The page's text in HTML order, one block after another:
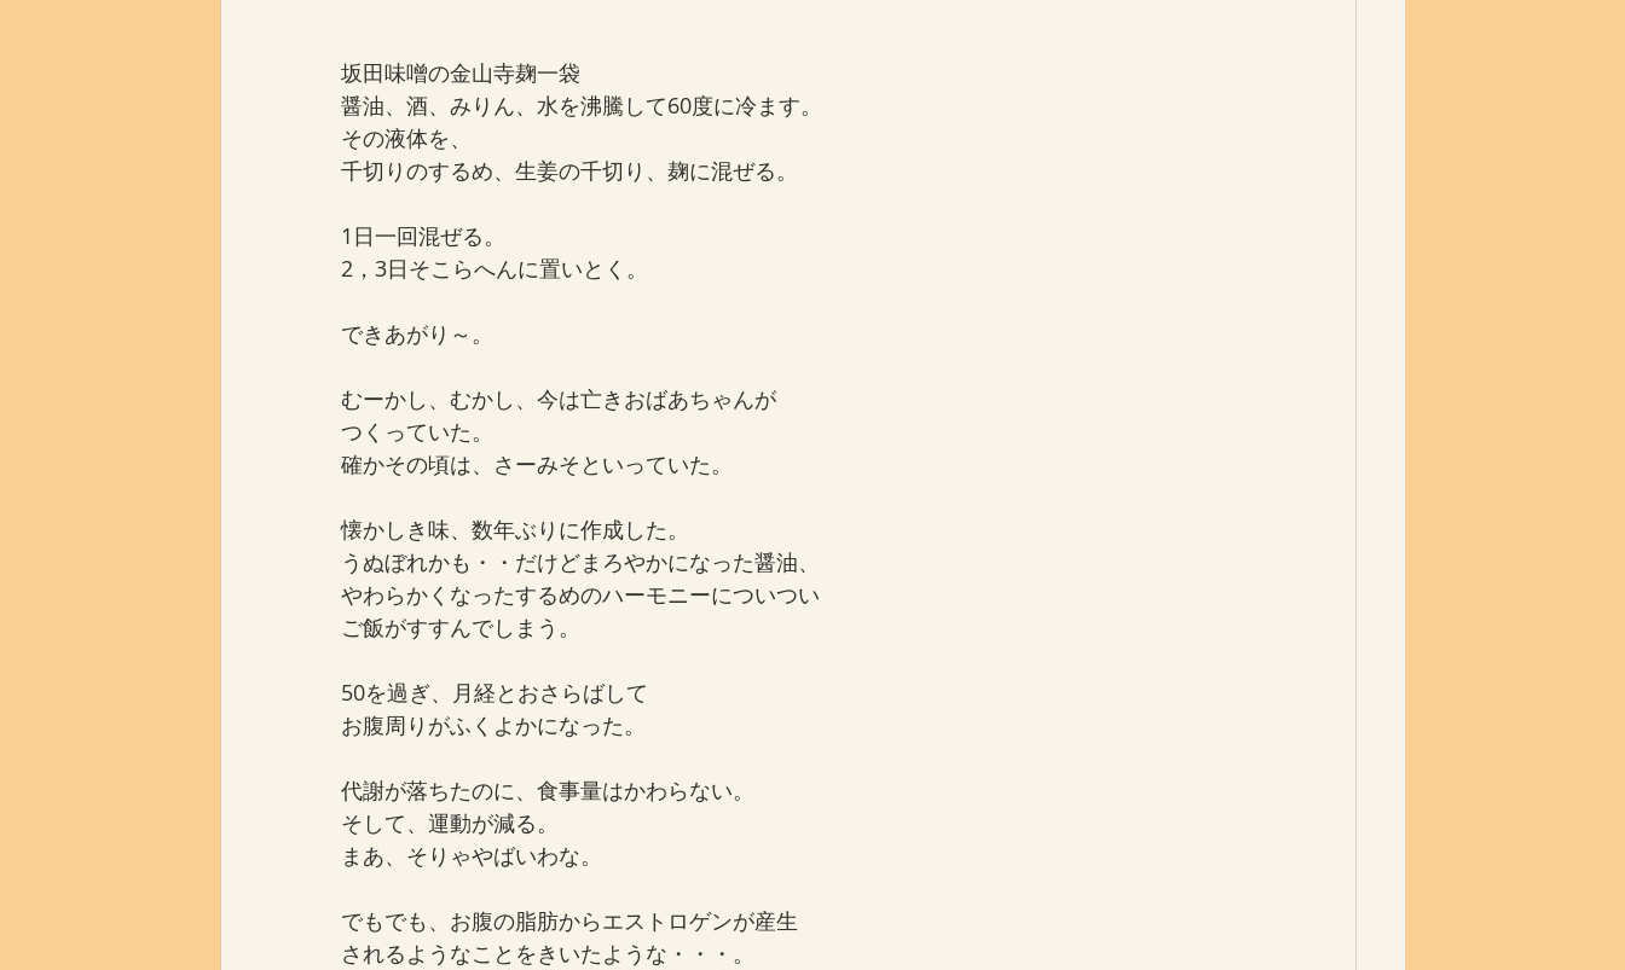
坂田味噌の金山寺麹一袋
醤油、酒、みりん、水を沸騰して60度に冷ます。
その液体を、
千切りのするめ、生姜の千切り、麹に混ぜる。
1日一回混ぜる。
2，3日そこらへんに置いとく。
できあがり～。
むーかし、むかし、今は亡きおばあちゃんが
つくっていた。
確かその頃は、さーみそといっていた。
懐かしき味、数年ぶりに作成した。
うぬぼれかも・・だけどまろやかになった醤油、
やわらかくなったするめのハーモニーについつい
ご飯がすすんでしまう。
50を過ぎ、月経とおさらばして
お腹周りがふくよかになった。
代謝が落ちたのに、食事量はかわらない。
そして、運動が減る。
まあ、そりゃやばいわな。
でもでも、お腹の脂肪からエストロゲンが産生
されるようなことをきいたような・・・。